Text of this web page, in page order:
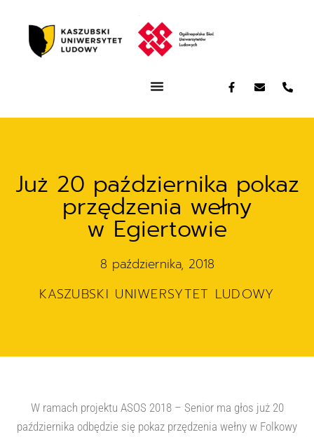
Już 20 października pokaz
przędzenia wełny
w Egiertowie
8 października, 2018
KASZUBSKI UNIWERSYTET LUDOWY
W ramach projektu ASOS 2018 – Senior ma głos już 20
października odbędzie się pokaz przędzenia wełny w Folkowy